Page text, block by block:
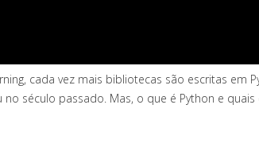
cada vez mais bibliotecas são escritas em
século passado. Mas, o que é Python e quais